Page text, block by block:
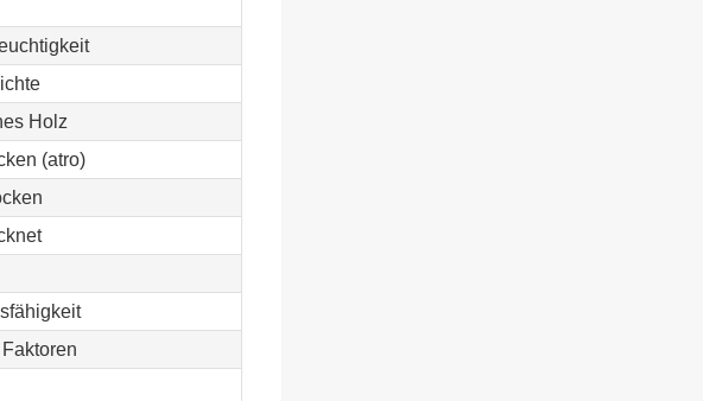
Holz
(atro)